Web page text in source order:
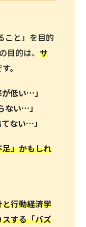
こと」を目的
目的は、サ
。
低い…」
ない…」
ない…」
」かもしれ
行動経済学
する「バズ